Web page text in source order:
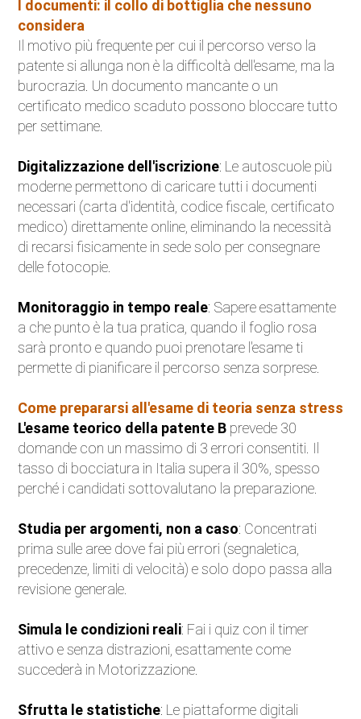
I documenti: il collo di bottiglia che nessuno
considera
Il motivo più frequente per cui il percorso verso la
patente si allunga non è la difficoltà dell'esame, ma la
burocrazia. Un documento mancante o un
certificato medico scaduto possono bloccare tutto
per settimane.
Digitalizzazione dell'iscrizione: Le autoscuole più
moderne permettono di caricare tutti i documenti
necessari (carta d'identità, codice fiscale, certificato
medico) direttamente online, eliminando la necessità
di recarsi fisicamente in sede solo per consegnare
delle fotocopie.
Monitoraggio in tempo reale: Sapere esattamente
a che punto è la tua pratica, quando il foglio rosa
sarà pronto e quando puoi prenotare l'esame ti
permette di pianificare il percorso senza sorprese.
Come prepararsi all'esame di teoria senza stress
L'esame teorico della patente B prevede 30
domande con un massimo di 3 errori consentiti. Il
tasso di bocciatura in Italia supera il 30%, spesso
perché i candidati sottovalutano la preparazione.
Studia per argomenti, non a caso: Concentrati
prima sulle aree dove fai più errori (segnaletica,
precedenze, limiti di velocità) e solo dopo passa alla
revisione generale.
Simula le condizioni reali: Fai i quiz con il timer
attivo e senza distrazioni, esattamente come
succederà in Motorizzazione.
Sfrutta le statistiche: Le piattaforme digitali